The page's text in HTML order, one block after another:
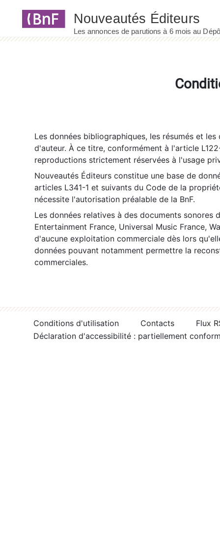
Les données bibliographiques, les résumés et
d'auteur. À ce titre, conformément à l'article
reproductions strictement réservées à l'usage
Nouveautés Éditeurs constitue une base de
articles L341-1 et suivants du Code de la
nécessite l'autorisation préalable de la BnF.
Les données relatives à des documents sonores
Entertainment France, Universal Music France,
d'aucune exploitation commerciale dès lors
données pouvant notamment permettre la
commerciales.
Conditions d'utilisation Contacts
Flux
Déclaration d'accessibilité : partiellement